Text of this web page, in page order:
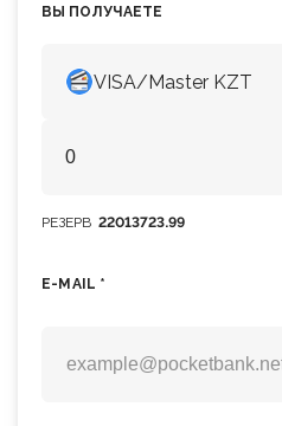
ВЫ ПОЛУЧАЕТЕ
VISA/Master KZT
РЕЗЕРВ 22013723.99
E-MAIL *